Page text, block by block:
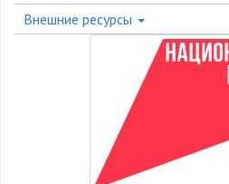
Внешние ресурсы